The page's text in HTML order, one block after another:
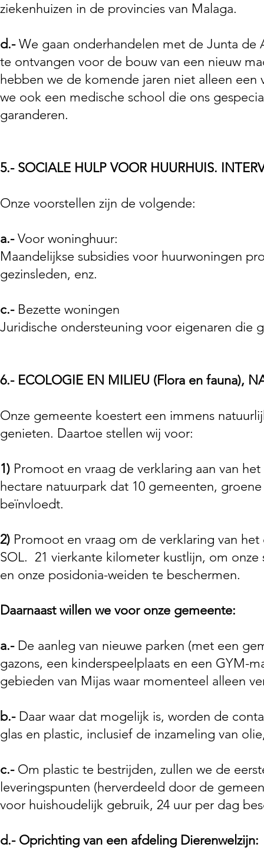
ziekenhuizen in de provincies van Malaga.
d.-We gaan onderhandelen met de Junta de
te ontvangen voor de bouw van een nieuw
hebben we de komende jaren niet alleen
we ook een medische school die ons
garanderen.
5.- SOCIALE HULP VOOR HUURHUIS.
Onze voorstellen zijn de volgende:
a.-Voor woninghuur:
Maandelijkse subsidies voor huurwoningen
gezinsleden, enz.
c.-Bezette woningen
Juridische ondersteuning voor eigenaren die
6.- ECOLOGIE EN MILIEU (Flora en fauna),
Onze gemeente koestert een immens
genieten. Daartoe stellen wij voor:
1) Promoot en vraag de verklaring aan van het
hectare natuurpark dat 10 gemeenten,
beïnvloedt.
2) Promoot en vraag om de verklaring van het
SOL. 21 vierkante kilometer kustlijn, om
en onze posidonia-weiden te beschermen.
Daarnaast willen we voor onze gemeente:
a.-De aanleg van nieuwe parken (met een
gazons, een kinderspeelplaats en een GYM-
gebieden van Mijas waar momenteel alleen
b.-Daar waar dat mogelijk is, worden de
glas en plastic, inclusief de inzameling van
c.-Om plastic te bestrijden, zullen we de
leveringspunten (herverdeeld door de
voor huishoudelijk gebruik, 24 uur per dag
d.- Oprichting van een afdeling Dierenwelzijn: